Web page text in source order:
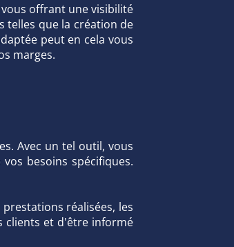
offrant une visibilité
telles que la création de
peut en cela vous
marges.
Avec un tel outil, vous
besoins spécifiques.
réalisées, les
clients et d'être informé